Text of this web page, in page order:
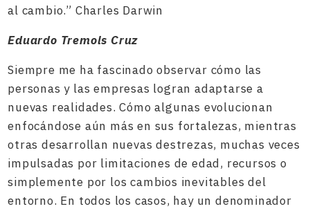
al cambio.” Charles Darwin
Eduardo Tremols Cruz
Siempre me ha fascinado observar cómo las
personas y las empresas logran adaptarse a
nuevas realidades. Cómo algunas evolucionan
enfocándose aún más en sus fortalezas, mientras
otras desarrollan nuevas destrezas, muchas veces
impulsadas por limitaciones de edad, recursos o
simplemente por los cambios inevitables del
entorno. En todos los casos, hay un denominador